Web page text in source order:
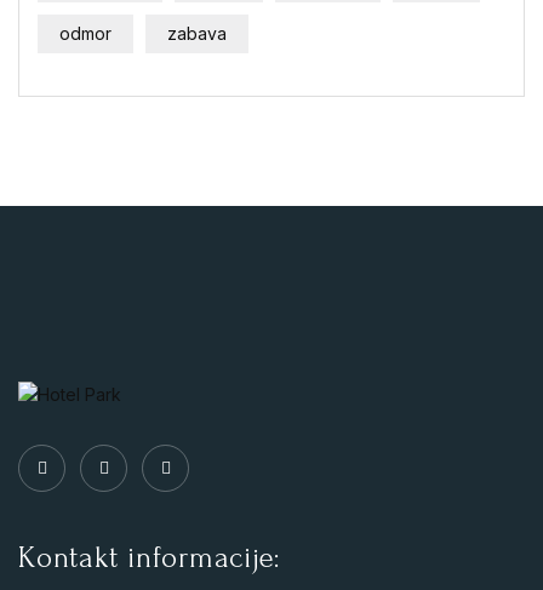
odmor zabava
Kontakt informacije: